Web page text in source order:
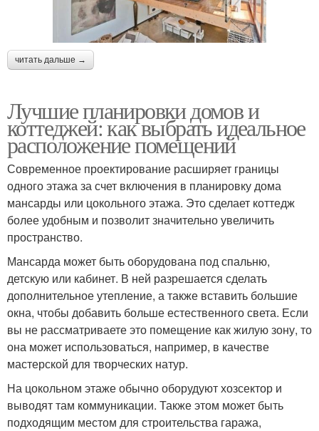
читать дальше →
Лучшие планировки домов и
коттеджей: как выбрать идеальное
расположение помещений
Современное проектирование расширяет границы
одного этажа за счет включения в планировку дома
мансарды или цокольного этажа. Это сделает коттедж
более удобным и позволит значительно увеличить
пространство.
Мансарда может быть оборудована под спальню,
детскую или кабинет. В ней разрешается сделать
дополнительное утепление, а также вставить большие
окна, чтобы добавить больше естественного света. Если
вы не рассматриваете это помещение как жилую зону, то
она может использоваться, например, в качестве
мастерской для творческих натур.
На цокольном этаже обычно оборудуют хозсектор и
выводят там коммуникации. Также этом может быть
подходящим местом для строительства гаража,